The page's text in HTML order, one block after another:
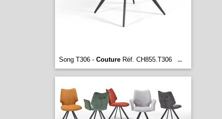
Song T306 - CoutureRéf. CH855.T306 ...